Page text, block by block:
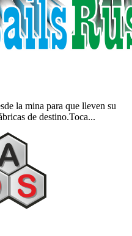
la mina para que lleven su
de destino.Toca...